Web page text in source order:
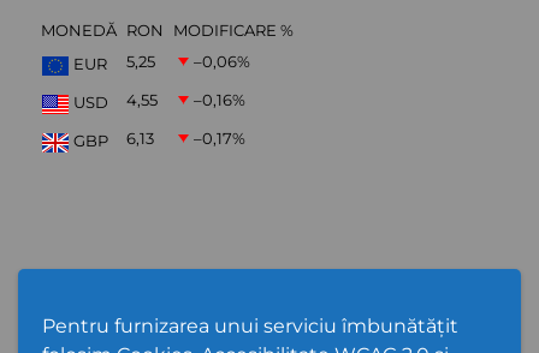
Pentru furnizarea unui serviciu îmbunătățit
MONEDĂ RON
MODIFICARE %
EUR
5,25 –0,06%
USD 4,55 –0,16%
GBP 6,13 –0,17%